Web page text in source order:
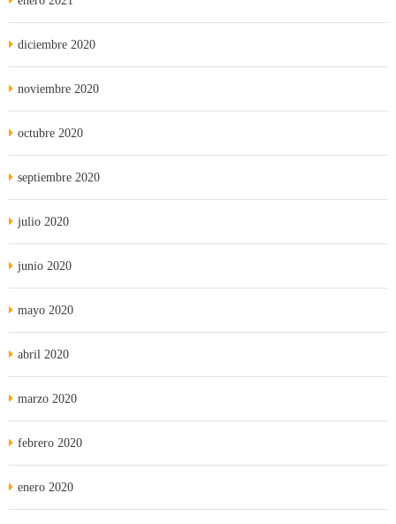
diciembre 2020
noviembre 2020
octubre 2020
septiembre 2020
julio 2020
junio 2020
mayo 2020
abril 2020
marzo 2020
febrero 2020
enero 2020